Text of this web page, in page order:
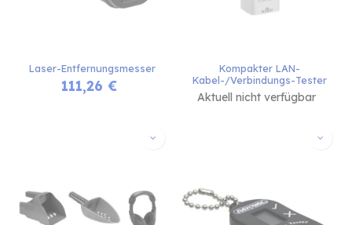
Laser-Entfernungsmesser
111,26 €
Kompakter LAN-
Kabel-/Verbindungs-Tester
Aktuell nicht verfügbar